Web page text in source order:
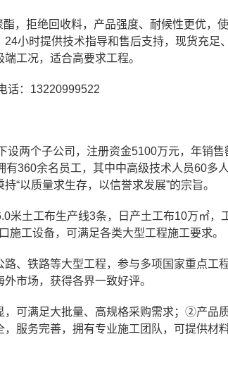
，拒绝回收料，产品强度、耐候性更优，
小时提供技术指导和售后支持，现货充
工况，适合高要求工程。
话：13220999522
两个子公司，注册资金5100万元，年销
360余名员工，其中中高级技术人员60多
“以质量求生存，以信誉求发展”的宗旨。
米土工布生产线3条，日产土工布10万㎡，
施工设备，可满足各类大型工程施工要求。
、铁路等大型工程，参与多项国家重点工
市场，获得各界一致好评。
可满足大批量、高规格采购需求；②产品
服务完善，拥有专业施工团队，可提供材